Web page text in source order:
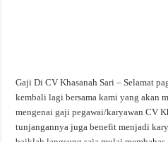
Gaji Di CV Khasanah Sari – Selamat
kembali lagi bersama kami yang akan
mengenai gaji pegawai/karyawan CV
tunjangannya juga benefit menjadi